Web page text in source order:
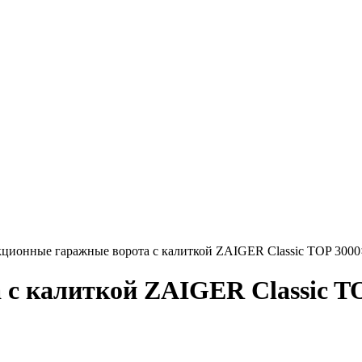
гаражные ворота с калиткой ZAIGER Classic TOP
калиткой ZAIGER Classic